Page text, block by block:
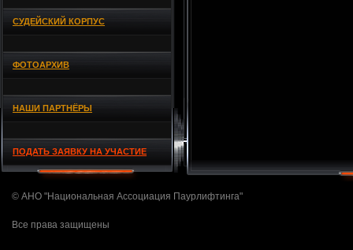
СУДЕЙСКИЙ КОРПУС
ФОТОАРХИВ
НАШИ ПАРТНЁРЫ
ПОДАТЬ ЗАЯВКУ НА УЧАСТИЕ
© АНО "Национальная Ассоциация Паурлифтинга"
Все права защищены